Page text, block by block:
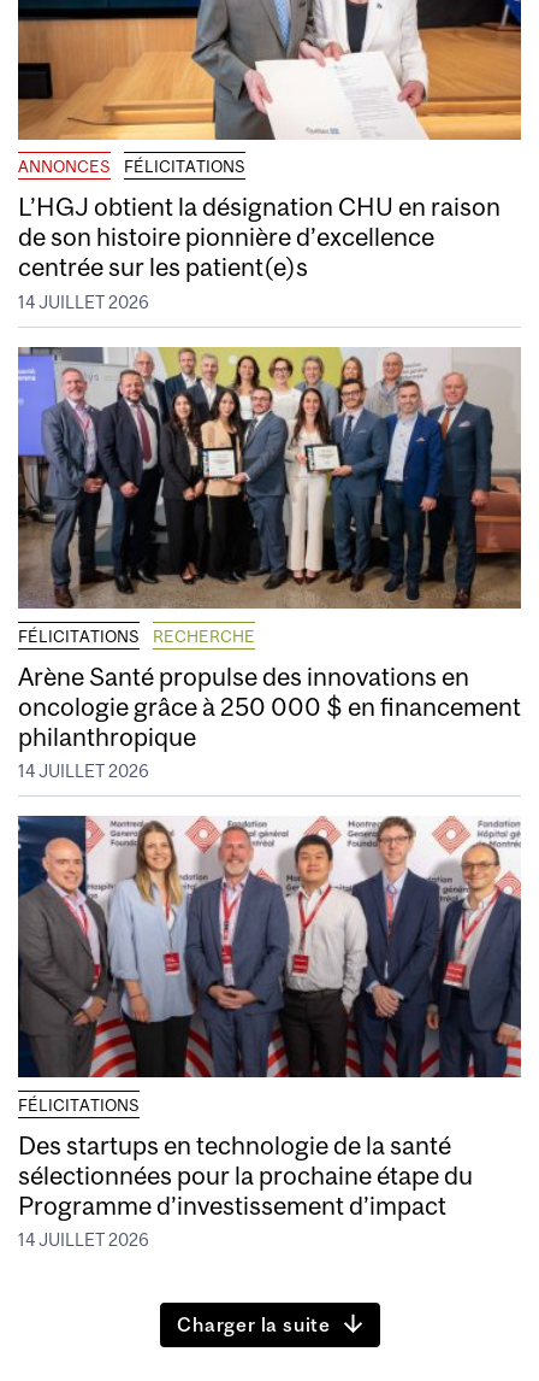
ANNONCES FÉLICITATIONS
L’HGJ obtient la désignation CHU en raison
de son histoire pionnière d’excellence
centrée sur les patient(e)s
14 JUILLET 2026
FÉLICITATIONS RECHERCHE
Arène Santé propulse des innovations en
oncologie grâce à 250 000 $ en financement
philanthropique
14 JUILLET 2026
FÉLICITATIONS
Des startups en technologie de la santé
sélectionnées pour la prochaine étape du
Programme d’investissement d’impact
14 JUILLET 2026
Charger la suite